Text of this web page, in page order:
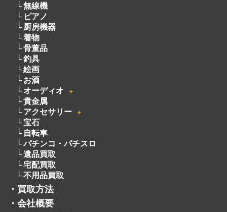
無線機
ピアノ
厨房機器
着物
骨董品
釣具
絵画
お酒
オーディオ
＋
貴金属
アクセサリー
＋
宝石
自転車
パチンコ・パチスロ
遺品買取
宅配買取
不用品買取
・ 買取方法
・ 会社概要